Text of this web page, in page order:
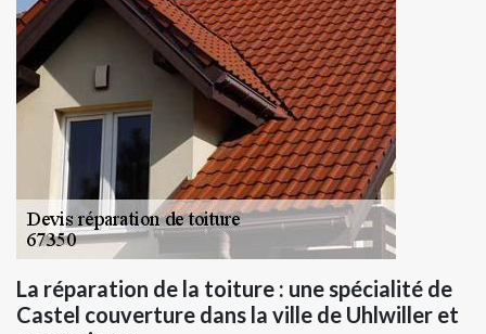
La réparation de la toiture : une spécialité de
Castel couverture dans la ville de Uhlwiller et